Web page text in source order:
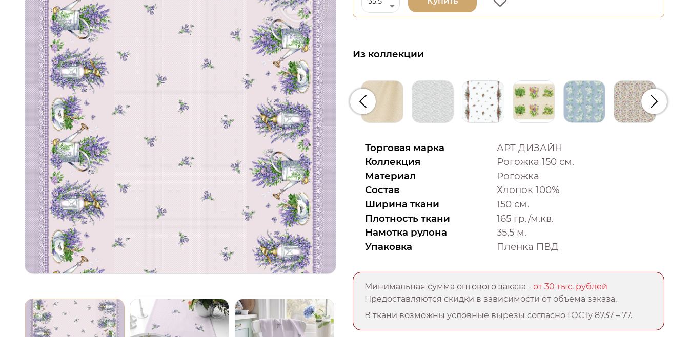
Из коллекции
Предыдущий
Торговая марка
АРТ ДИЗАЙН
Коллекция
Рогожка 150 см.
Материал
Рогожка
Состав
Хлопок 100%
Ширина ткани
150 см.
Плотность ткани
165 гр./м.кв.
Намотка рулона
35,5 м.
Упаковка
Пленка ПВД
Минимальная сумма оптового заказа -от 30 тыс. рублей
Предоставляются скидки в зависимости от объема заказа.
В ткани возможны условные вырезы согласно ГОСТу 8737 – 77.